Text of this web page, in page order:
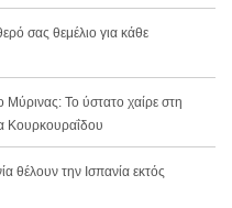
σας θεμέλιο για κάθε
Μύρινας: Το ύστατο χαίρε στη
Κουρκουραΐδου
θέλουν την Ισπανία εκτός